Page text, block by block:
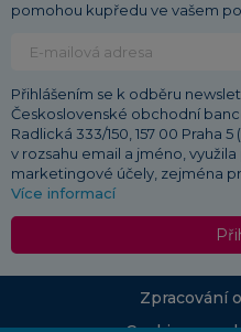
pomohou kupředu ve vašem
Přihlášením se k odběru
Československé obchodní
Radlická 333/150, 157 00 Praha
v rozsahu email a jméno,
marketingové účely, zejména
Více informací
Zpracování